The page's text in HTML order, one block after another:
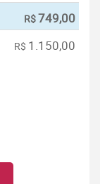
R$749,00
R$ 1.150,00